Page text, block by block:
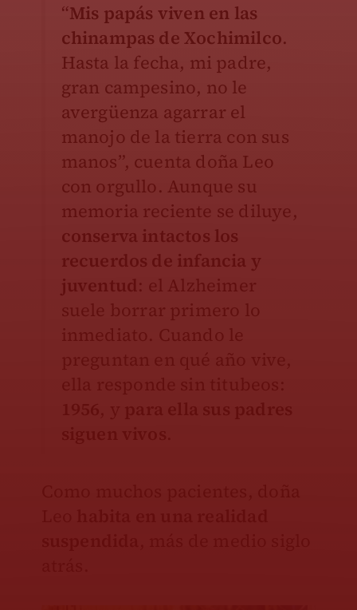
“Mis papás viven en las
chinampas de Xochimilco.
Hasta la fecha, mi padre,
gran campesino, no le
avergüenza agarrar el
manojo de la tierra con sus
manos”, cuenta doña Leo
con orgullo. Aunque su
memoria reciente se diluye,
conserva intactos los
recuerdos de infancia y
juventud: el Alzheimer
suele borrar primero lo